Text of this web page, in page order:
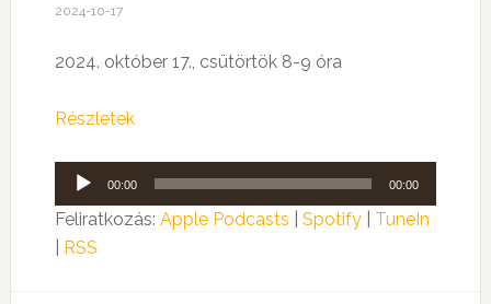
2024-10-17
2024. október 17., csütörtök 8-9 óra
Részletek
Audió
lejátszó
00:00 00:00
Feliratkozás: Apple Podcasts Spotify| TuneIn
RSS